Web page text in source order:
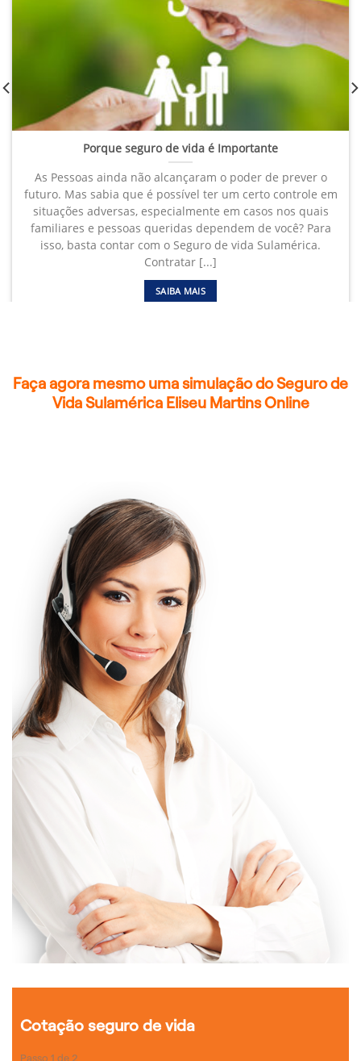
Porque seguro de vida é Importante
As Pessoas ainda não alcançaram o poder de prever o
futuro. Mas sabia que é possível ter um certo controle em
situações adversas, especialmente em casos nos quais
familiares e pessoas queridas dependem de você? Para
isso, basta contar com o Seguro de vida Sulamérica.
Contratar [...]
SAIBA MAIS
Faça agora mesmo uma simulação do Seguro de
Vida Sulamérica Eliseu Martins Online
Cotação seguro de vida
Passo 1 de 2